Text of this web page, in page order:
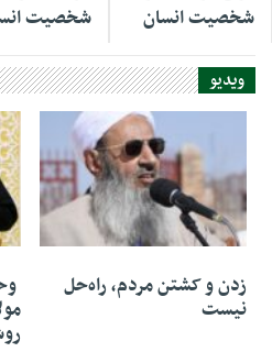
شخصیت انسان
شخصیت
ویدیو
22 اکتبر 2022
زدن و کشتن مردم، راه‌حل
نیست
08